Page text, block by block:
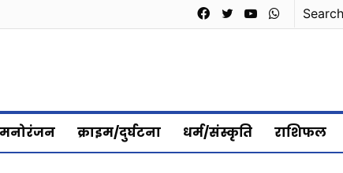
WhatsApp
YouTube
Twitter
Facebook
क्राइम/दुर्घटना धर्म/संस्कृति राशिफल